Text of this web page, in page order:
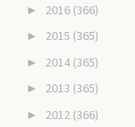
► 2016 (366)
► 2015 (365)
► 2014 (365)
► 2013 (365)
► 2012 (366)